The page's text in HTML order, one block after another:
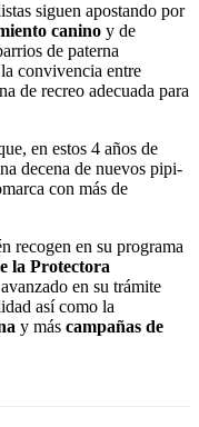
siguen apostando por
canino y de
de paterna
convivencia entre
de recreo adecuada para
en estos 4 años de
decena de nuevos pipi-
con más de
recogen en su programa
la Protectora
en su trámite
así como la
y más campañas de